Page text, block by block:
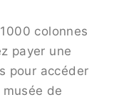
colonnes
payer une
pour accéder
musée de